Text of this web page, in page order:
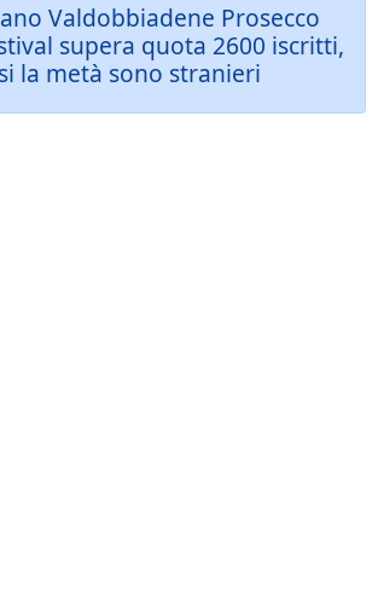
Valdobbiadene Prosecco
supera quota 2600 iscritti,
la metà sono stranieri